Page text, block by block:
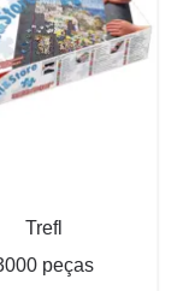
Trefl
peças